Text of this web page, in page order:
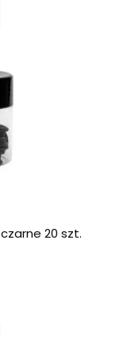
20 szt.